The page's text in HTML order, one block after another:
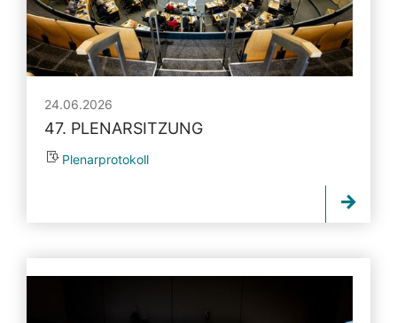
24.06.2026
47. PLENARSITZUNG
Plenarprotokoll